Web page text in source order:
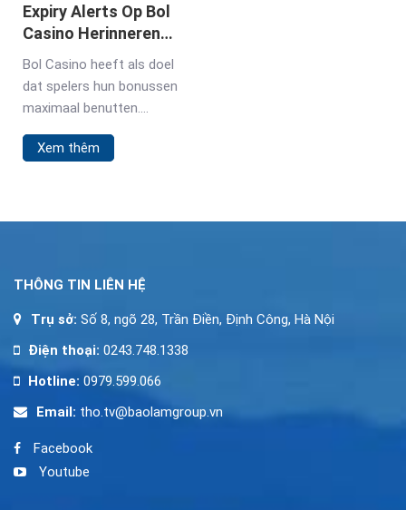
your choices feel
connected
Expiry Alerts Op Bol
Casino Herinneren
Inwoners van
Nederland Aan
Bonusdeadlines
Bol Casino heeft als doel
dat spelers hun bonussen
maximaal benutten.
systeem met expiry
Xem thêm
THÔNG TIN LIÊN HỆ
Trụ sở: Số 8, ngõ 28, Trần Điền, Định Công, Hà Nội
Điện thoại: 0243.748.1338
Hotline: 0979.599.066
Email: tho.tv@baolamgroup.vn
Facebook
Youtube